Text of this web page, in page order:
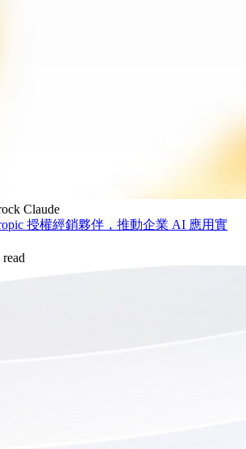
Claude
授權經銷夥伴，推動企業 AI 應用實